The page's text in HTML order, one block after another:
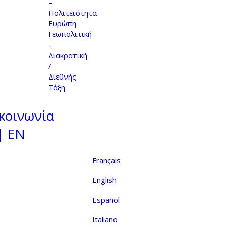
–
Πολιτειότητα
Ευρώπη
Γεωπολιτική
–
Διακρατική
/
Διεθνής
Τάξη
EN
Français
English
Español
Italiano